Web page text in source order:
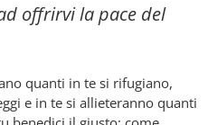
offrirvi la pace del
quanti in te si rifugiano,
e in te si allieteranno quanti